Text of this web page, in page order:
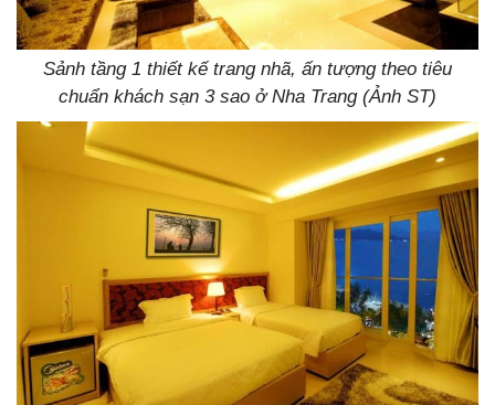
Sảnh tầng 1 thiết kế trang nhã, ấn tượng theo tiêu
chuẩn khách sạn 3 sao ở Nha Trang (Ảnh ST)